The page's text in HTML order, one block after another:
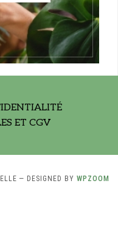
ET CGV
— DESIGNED BY WPZOOM